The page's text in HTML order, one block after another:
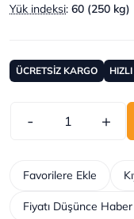
Yük indeksi: 60 (250 kg)
ÜCRETSİZ KARGO
- +
Favorilere Ekle
Fiyatı Düşünce